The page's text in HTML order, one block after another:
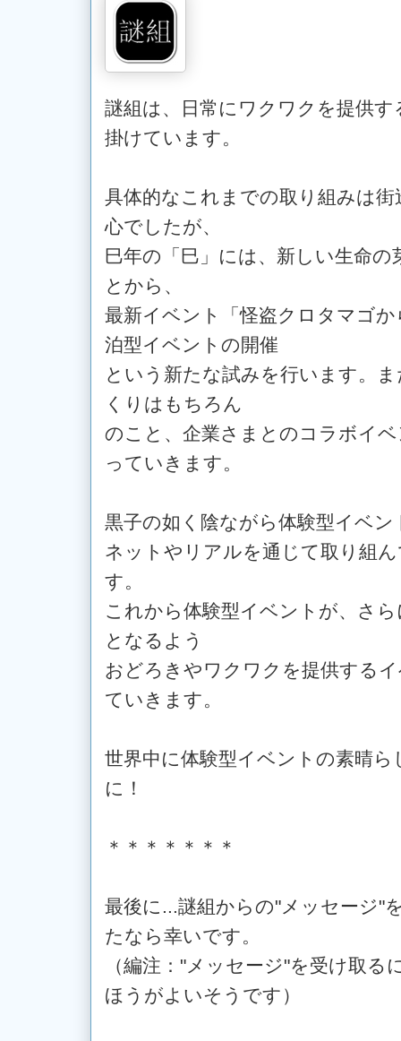
謎組は、日常にワクワクを提供
掛けています。
具体的なこれまでの取り組みは
心でしたが、
巳年の「巳」には、新しい生命
とから、
最新イベント「怪盗クロタマゴ
泊型イベントの開催
という新たな試みを行います。
くりはもちろん
のこと、企業さまとのコラボイ
っていきます。
黒子の如く陰ながら体験型イベ
ネットやリアルを通じて取り組
す。
これから体験型イベントが、さ
となるよう
おどろきやワクワクを提供する
ていきます。
世界中に体験型イベントの素晴
に！
＊＊＊＊＊＊＊
最後に...謎組からの"メッセージ"
たなら幸いです。
（編注："メッセージ"を受け取る
ほうがよいそうです）